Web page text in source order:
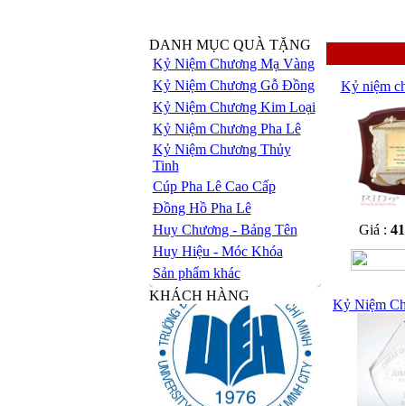
DANH MỤC QUÀ TẶNG
Kỷ Niệm Chương Mạ Vàng
Kỷ Niệm Chương Gỗ Đồng
Kỷ Niệm Chương Kim Loại
Kỷ Niệm Chương Pha Lê
Kỷ Niệm Chương Thủy
Tinh
Cúp Pha Lê Cao Cấp
Đồng Hồ Pha Lê
Huy Chương - Bảng Tên
Huy Hiệu - Móc Khóa
Sản phẩm khác
KHÁCH HÀNG
Kỷ niệm
Giá :
Kỷ Niệm